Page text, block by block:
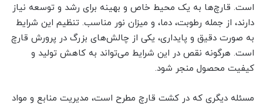
است. قارچ‌ها به یک محیط خاص و بهینه برای رشد و توسعه نیاز
دارند، از جمله رطوبت، دما، و میزان نور مناسب. تنظیم این شرایط
به صورت دقیق و پایداری، یکی از چالش‌های بزرگ در پرورش قارچ
است. هرگونه نقص در این شرایط می‌تواند به کاهش تولید و
کیفیت محصول منجر شود.
مسئله دیگری که در کشت قارچ مطرح است، مدیریت منابع و مواد